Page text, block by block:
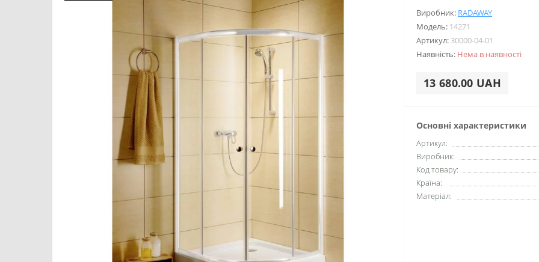
Виробник: RADAWAY
Модель: 14271
Артикул: 30000-04-01
Наявність: Нема в наявності
13 680.00 UAH
Основні характеристики
Артикул:
Виробник:
Код товару:
Країна:
Матеріал: